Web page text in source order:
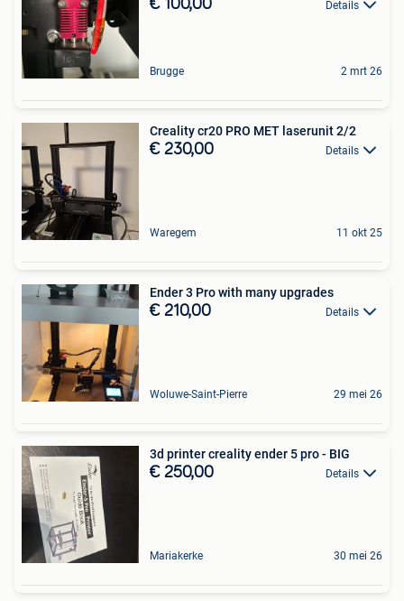
€ 100,00 Details
Brugge 2 mrt 26
Creality cr20 PRO MET laserunit 2/2
€ 230,00 Details
Waregem 11 okt 25
Ender 3 Pro with many upgrades
€ 210,00 Details
Woluwe-Saint-Pierre 29 mei 26
3d printer creality ender 5 pro - BIG
€ 250,00 Details
Mariakerke 30 mei 26